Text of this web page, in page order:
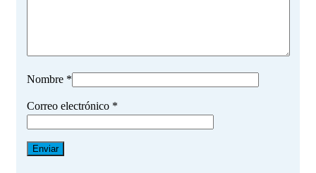
Nombre *
Correo electrónico *